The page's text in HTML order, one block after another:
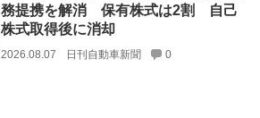
務提携を解消 保有株式は2割 自己
株式取得後に消却
2026.08.07 日刊自動車新聞 0